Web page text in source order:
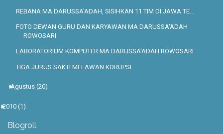
REBANA MA DARUSSA'ADAH, SISIHKAN 11 TIM DI JAWA TE...
FOTO DEWAN GURU DAN KARYAWAN MA DARUSSA'ADAH
ROWOSARI
LABORATORIUM KOMPUTER MA DARUSSA'ADAH ROWOSARI
TIGA JURUS SAKTI MELAWAN KORUPSI
►
Agustus (20)
►
2010 (1)
Blogroll